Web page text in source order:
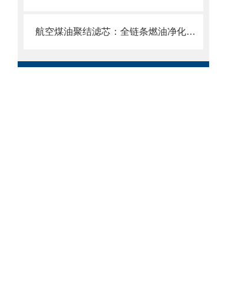
航空煤油聚结滤芯：全链条燃油净化的关键配套